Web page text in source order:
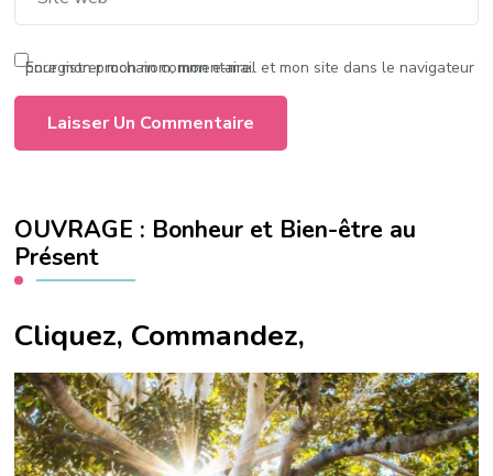
Enregistrer mon nom, mon e-mail et mon site dans le navigateur pour mon prochain commentaire.
OUVRAGE : Bonheur et Bien-être au
Présent
Cliquez, Commandez,